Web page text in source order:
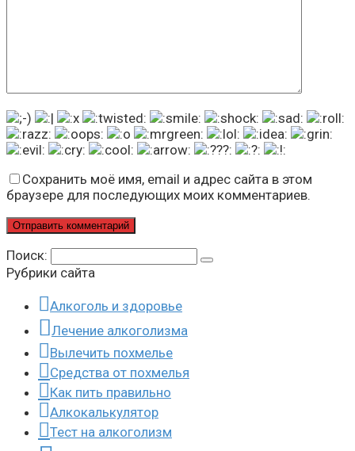
Сохранить моё имя, email и адрес сайта в этом
браузере для последующих моих комментариев.
Поиск:
Рубрики сайта
Алкоголь и здоровье
Лечение алкоголизма
Вылечить похмелье
Средства от похмелья
Как пить правильно
Алкокалькулятор
Тест на алкоголизм